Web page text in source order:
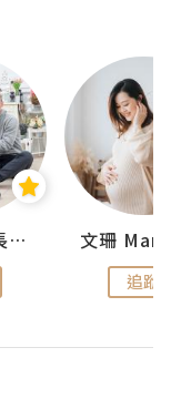
和牛B的成長日記 文珊
追蹤